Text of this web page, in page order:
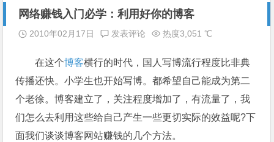
网络赚钱入门必学：利用好你的博客
2010年02月17日 发表评论 热度3,051 ℃
在这个博客横行的时代，国人写博流行程度比非典
传播还快。小学生也开始写博。都希望自己能成为第二
个老徐。博客建立了，关注程度增加了，有流量了，我
们怎么去利用这些给自己产生一些更切实际的效益呢?下
面我们谈谈博客网站赚钱的几个方法。